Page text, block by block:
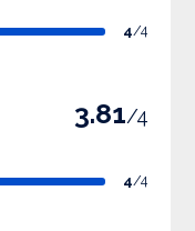
4/4
3.81/4
4/4